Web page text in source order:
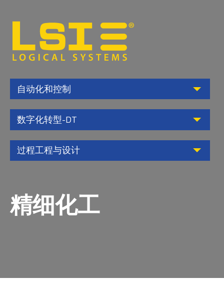
Logical
Systems,
Inc
自动化和控制
数字化转型-DT
过程工程与设计
精细化工